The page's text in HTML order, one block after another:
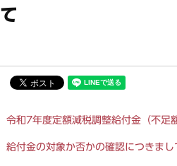
て
令和7年度定額減税調整給付金（不
給付金の対象か否かの確認につきま